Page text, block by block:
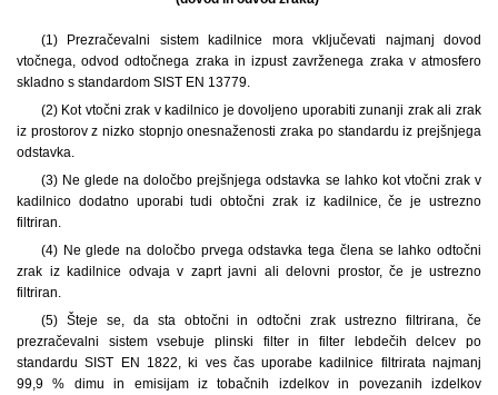
(1) Prezračevalni sistem kadilnice mora vključevati najmanj dovod
vtočnega, odvod odtočnega zraka in izpust zavrženega zraka v atmosfero
skladno s standardom SIST EN 13779.
(2) Kot vtočni zrak v kadilnico je dovoljeno uporabiti zunanji zrak ali zrak
iz prostorov z nizko stopnjo onesnaženosti zraka po standardu iz prejšnjega
odstavka.
(3) Ne glede na določbo prejšnjega odstavka se lahko kot vtočni zrak v
kadilnico dodatno uporabi tudi obtočni zrak iz kadilnice, če je ustrezno
filtriran.
(4) Ne glede na določbo prvega odstavka tega člena se lahko odtočni
zrak iz kadilnice odvaja v zaprt javni ali delovni prostor, če je ustrezno
filtriran.
(5) Šteje se, da sta obtočni in odtočni zrak ustrezno filtrirana, če
prezračevalni sistem vsebuje plinski filter in filter lebdečih delcev po
standardu SIST EN 1822, ki ves čas uporabe kadilnice filtrirata najmanj
99,9 % dimu in emisijam iz tobačnih izdelkov in povezanih izdelkov